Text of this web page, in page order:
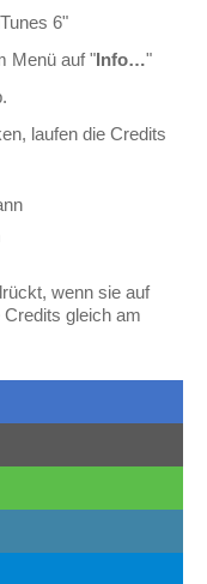
6"
Menü auf "Info…"
laufen die Credits
wenn sie auf
gleich am